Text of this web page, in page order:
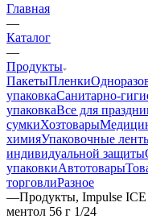
Главная
—
Каталог
—
Продукты
ПакетыПленки
упаковкаСанитарно-
упаковкаВсе для
сумкиХозтовары
химияУпаковочные
индивидуальной защиты
упаковкиАвтотовары
торговлиРазное
—Продукты, Impulse ICE
ментол 56 г 1/24